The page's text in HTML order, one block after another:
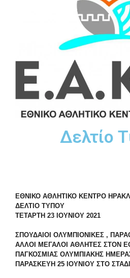
Δελτίο
ΕΘΝΙΚΟ ΑΘΛΗΤΙΚΟ ΚΕΝΤΡΟ
ΔΕΛΤΙΟ ΤΥΠΟΥ
ΤΕΤΑΡΤΗ 23 ΙΟΥΝΙΟΥ 2021
ΣΠΟΥΔΑΙΟΙ ΟΛΥΜΠΙΟΝΙΚΕΣ ,
ΑΛΛΟΙ ΜΕΓΑΛΟΙ ΑΘΛΗΤΕΣ ΣΤΟΝ
ΠΑΓΚΟΣΜΙΑΣ ΟΛΥΜΠΙΑΚΗΣ
ΠΑΡΑΣΚΕΥΗ 25 ΙΟΥΝΙΟΥ ΣΤΟ